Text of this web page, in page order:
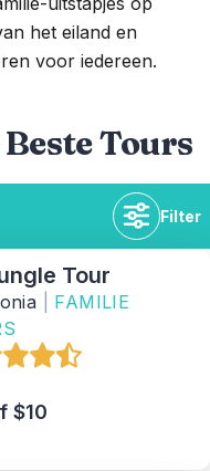
het eiland en
voor iedereen.
Tours
Filter
Tour
FAMILIE
$10